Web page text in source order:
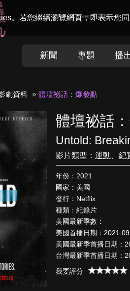
。若您繼續瀏覽網頁，即表示您
Welcome toDramaQueen電視迷
新聞 專題 播
劇資料 體壇祕話：爆發點
體壇祕話
Untold:
影片類型： 運動 紀
年份：2021
國家：美國
發行：Netflix
種類：紀錄片
美國最新季數：
美國首播日期：
美國最新季首播日期：
台灣最新季首播日期：
我要評分
空戰